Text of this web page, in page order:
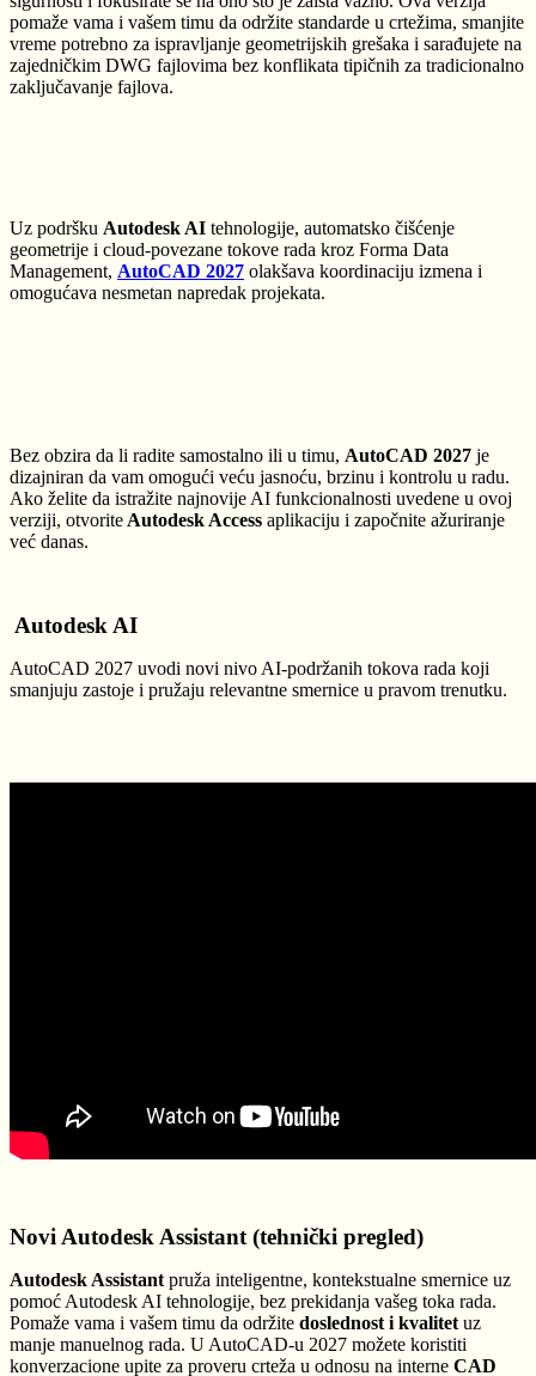
pomaže vama i vašem timu da održite standarde u crtežima, smanjite
vreme potrebno za ispravljanje geometrijskih grešaka i sarađujete na
zajedničkim DWG fajlovima bez konflikata tipičnih za tradicionalno
zaključavanje fajlova.
Uz podršku Autodesk AI tehnologije, automatsko čišćenje
geometrije i cloud-povezane tokove rada kroz Forma Data
Management, AutoCAD 2027 olakšava koordinaciju izmena i
omogućava nesmetan napredak projekata.
Bez obzira da li radite samostalno ili u timu, AutoCAD 2027 je
dizajniran da vam omogući veću jasnoću, brzinu i kontrolu u radu.
Ako želite da istražite najnovije AI funkcionalnosti uvedene u ovoj
verziji, otvorite Autodesk Access aplikaciju i započnite ažuriranje
već danas.
Autodesk AI
AutoCAD 2027 uvodi novi nivo AI-podržanih tokova rada koji
smanjuju zastoje i pružaju relevantne smernice u pravom trenutku.
Novi Autodesk Assistant (tehnički pregled)
Autodesk Assistant pruža inteligentne, kontekstualne smernice uz
pomoć Autodesk AI tehnologije, bez prekidanja vašeg toka rada.
Pomaže vama i vašem timu da održite doslednost i kvalitet uz
manje manuelnog rada. U AutoCAD-u 2027 možete koristiti
konverzacione upite za proveru crteža u odnosu na interne CAD